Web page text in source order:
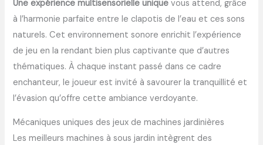
Une expérience multisensorielle unique vous attend, grâce
à l’harmonie parfaite entre le clapotis de l’eau et ces sons
naturels. Cet environnement sonore enrichit l’expérience
de jeu en la rendant bien plus captivante que d’autres
thématiques. À chaque instant passé dans ce cadre
enchanteur, le joueur est invité à savourer la tranquillité et
l’évasion qu’offre cette ambiance verdoyante.
Mécaniques uniques des jeux de machines jardinières
Les meilleurs machines à sous jardin intègrent des